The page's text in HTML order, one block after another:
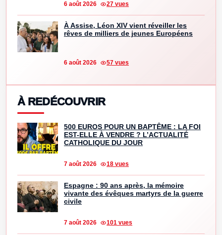
6 août 2026 27 vues
À Assise, Léon XIV vient réveiller les
rêves de milliers de jeunes Européens
6 août 2026 57 vues
À REDÉCOUVRIR
500 EUROS POUR UN BAPTÊME : LA FOI
EST-ELLE À VENDRE ? L’ACTUALITÉ
CATHOLIQUE DU JOUR
7 août 2026 18 vues
Espagne : 90 ans après, la mémoire
vivante des évêques martyrs de la guerre
civile
7 août 2026 101 vues